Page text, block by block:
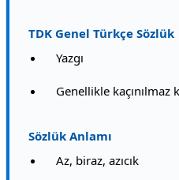
TDK Genel Türkçe Sözlük
Yazgı
Genellikle kaçınılmaz
Sözlük Anlamı
Az, biraz, azıcık